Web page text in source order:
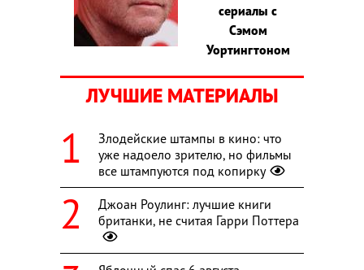
сериалы с
Сэмом
Уортингтоном
ЛУЧШИЕ МАТЕРИАЛЫ
Злодейские штампы в кино: что
уже надоело зрителю, но фильмы
все штампуются под копирку
Джоан Роулинг: лучшие книги
британки, не считая Гарри Поттера